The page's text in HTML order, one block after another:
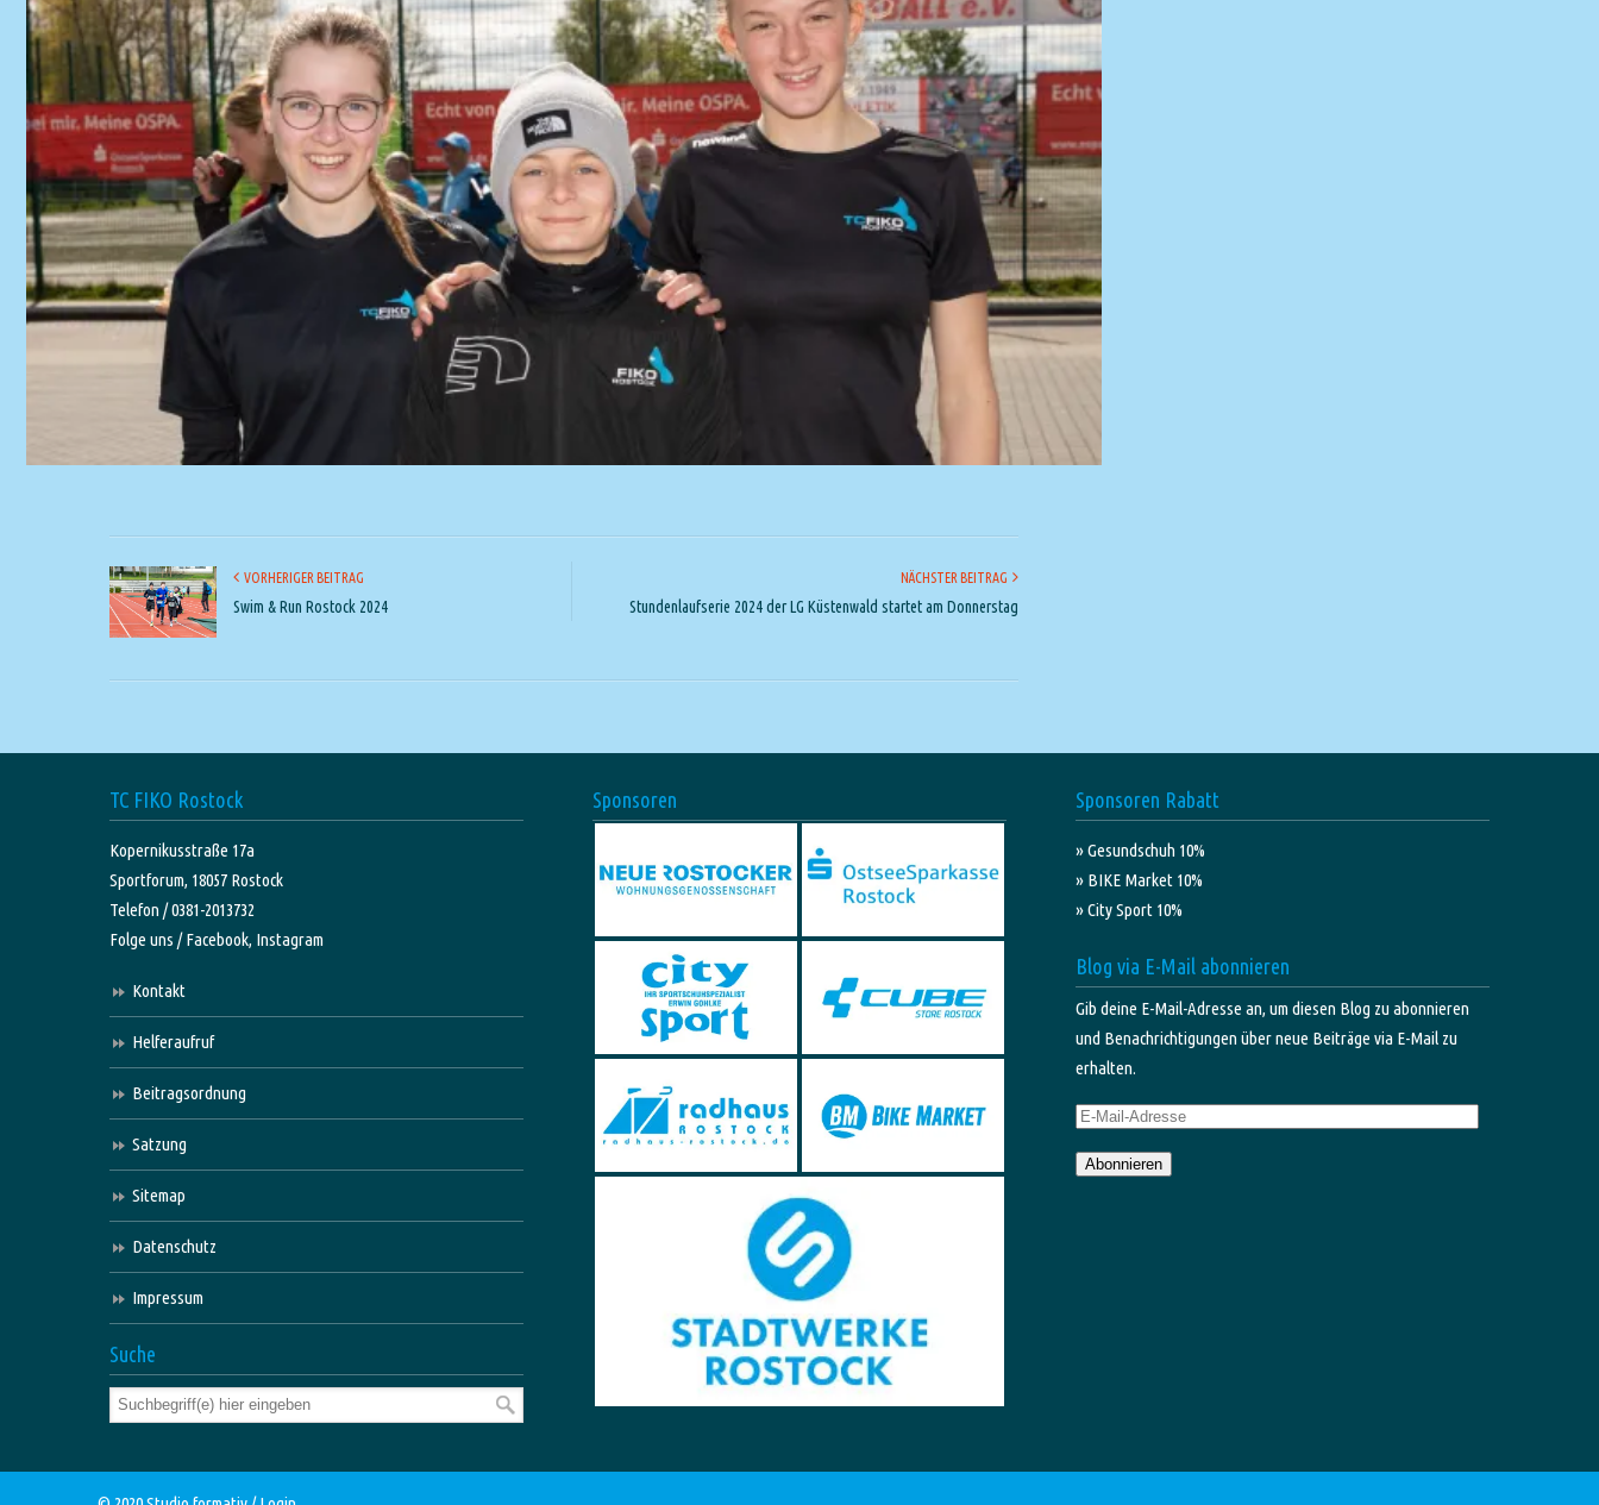
VORHERIGER BEITRAG
Swim & Run Rostock 2024
NÄCHSTER BEITRAG
Stundenlaufserie 2024 der LG Küstenwald startet am Donnerstag
TC FIKO Rostock
Kopernikusstraße 17a
Sportforum, 18057 Rostock
Telefon / 0381-2013732
Folge uns /Facebook, Instagram
Kontakt
Helferaufruf
Beitragsordnung
Satzung
Sitemap
Datenschutz
Impressum
Suche
Sponsoren Sponsoren Rabatt
» Gesundschuh 10%
» BIKE Market 10%
» City Sport 10%
Blog via E-Mail abonnieren
Gib deine E-Mail-Adresse an, um diesen Blog zu abonnieren
und Benachrichtigungen über neue Beiträge via E-Mail zu
erhalten.
E-
Adresse
Abonnieren